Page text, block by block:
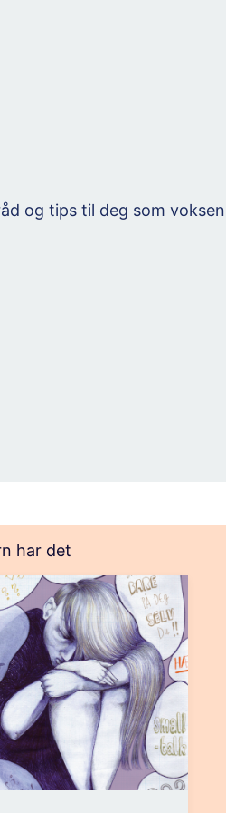
og tips til deg som
har det